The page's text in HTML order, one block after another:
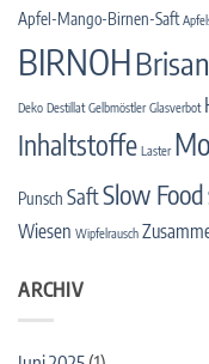
Apfel-Mango-Birnen-Saft
BIRNOH
Deko Destillat Gelbmöstler Glasverbot
Inhaltstoffe Laster
Punsch SaftSlow Food
Wiesen Wipfelrausch
ARCHIV